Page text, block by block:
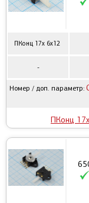
ПКонц 17x 6x12
-
Номер / доп. параметр:
ПКонц